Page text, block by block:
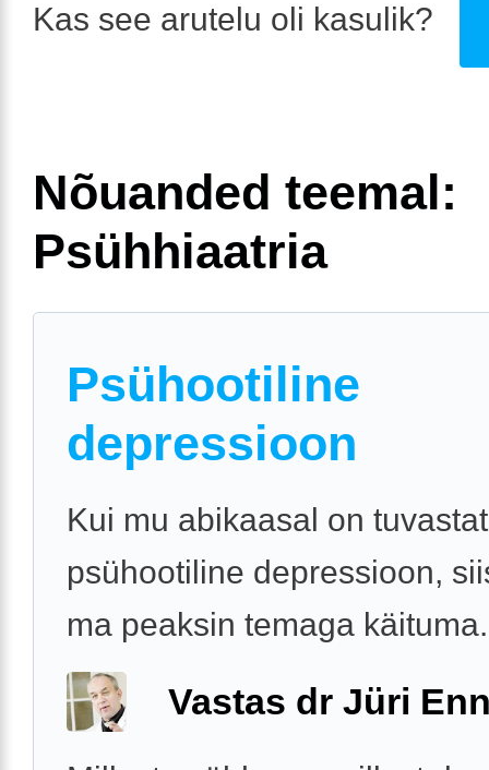
Kas see arutelu oli kasulik?
Nõuanded teemal:
Psühhiaatria
Psühootiline
depressioon
Kui mu abikaasal on
psühootiline depressioon,
ma peaksin temaga käituma.
Vastas dr Jüri